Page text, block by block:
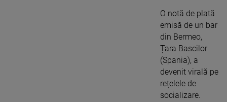
O notă de plată
emisă de un bar
din Bermeo,
Țara Bascilor
(Spania), a
devenit virală pe
rețelele de
socializare.